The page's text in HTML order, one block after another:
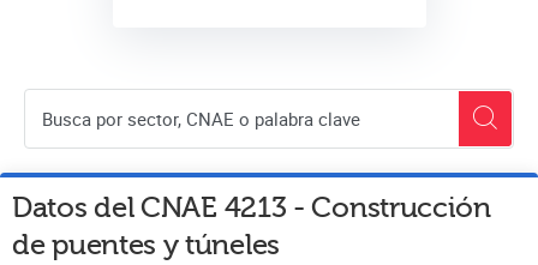
Datos del CNAE 4213 -Construcción
de puentes y túneles